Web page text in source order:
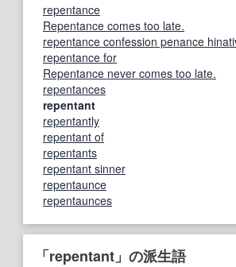
repentance
Repentance comes too late.
repentance confession penance
repentance for
Repentance never comes too late.
repentances
repentant
repentantly
repentant of
repentants
repentant sinner
repentaunce
repentaunces
「repentant」の派生語